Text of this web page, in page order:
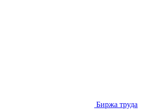
Биржа труда